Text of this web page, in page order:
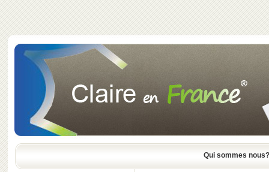
Qui sommes nous?